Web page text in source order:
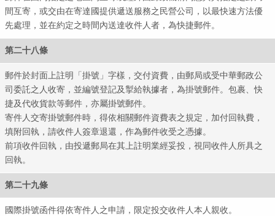
間互寄，或交由在寄達國提供遞送服務之民營公司，以最快速方法優
先處理，並在約定之時間內送達收件人者，為快捷郵件。
第二十八條
郵件於封面上註明「掛號」字樣，交付資費，由郵局或受中華郵政公
司委託之人收寄，並編號登記及掣給執據者，為掛號郵件。包裹、快
捷及代收貨款等郵件，亦屬掛號郵件。
寄件人交寄掛號郵件時，得依相關郵件資費表之規定，加付回執費，
填附回執，請收件人簽章退還，作為郵件收受之憑據。
前項收件回執，由投遞郵局在其上註明業經妥投，視同收件人所具之
回執。
第二十九條
國際掛號函件得依寄件人之申請，限定投交收件人本人親收。